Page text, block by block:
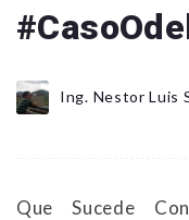
Ing. Nestor Luis
Que Sucede